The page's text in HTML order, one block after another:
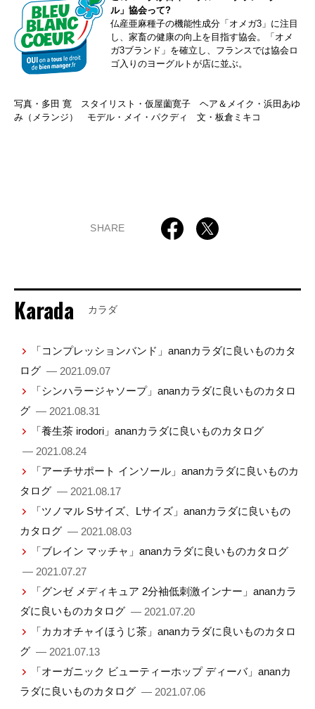
ル」協会って?
仏産亜麻種子の機能性成分「オメガ3」に注目
し、家畜の健康の向上を目指す協会。「オメ
ガ3ブランド」を確立し、フランスでは協会ロ
ゴ入りのヨーグルトが店に並ぶ。
写真・多田 寛 スタイリスト・仮屋薗寛子 ヘア＆メイク・浜田あゆ
み（メランジ） モデル・メイ・パクディ 文・板倉ミキコ
SHARE
Karada カラダ
「コンプレッションバンド」ananカラダに良いものカタ
ログ — 2021.09.07
「シンハラージャソープ」ananカラダに良いものカタロ
グ — 2021.08.31
「養生茶 irodori」ananカラダに良いものカタログ
— 2021.08.24
「アーチサポート インソール」ananカラダに良いものカ
タログ — 2021.08.17
「ツノマル Sサイズ、Lサイズ」ananカラダに良いもの
カタログ — 2021.08.03
「ブレイン マッチャ」ananカラダに良いものカタログ
— 2021.07.27
「グンゼ メディキュア 2分袖低刺激インナー」ananカラ
ダに良いものカタログ — 2021.07.20
「カカオチャイほうじ茶」ananカラダに良いものカタロ
グ — 2021.07.13
「オーガニック ビューティーホップ ディーバ」ananカ
ラダに良いものカタログ — 2021.07.06